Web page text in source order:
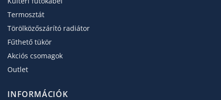
Termosztát
Törölköző­szárító radiátor
Fűthető tükör
Akciós csomagok
Outlet
INFORMÁCIÓK